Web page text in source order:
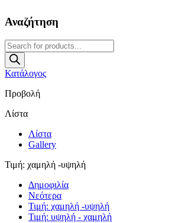
Αναζήτηση
Products
search
Κατάλογος
Προβολή
Λίστα
Λίστα
Gallery
Τιμή: χαμηλή -υψηλή
Δημοφιλία
Νεότερα
Τιμή: χαμηλή -υψηλή
Τιμή: υψηλή - χαμηλή